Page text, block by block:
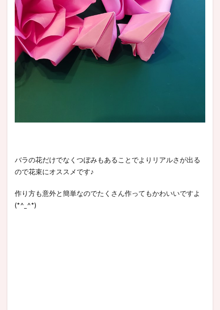
バラの花だけでなくつぼみもあることでよりリアルさが出る
ので花束にオススメです♪
作り方も意外と簡単なのでたくさん作ってもかわいいですよ
(*^_^*)